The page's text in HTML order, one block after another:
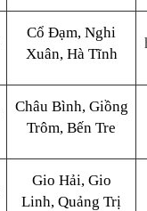
Cổ Đạm, Nghi
Xuân, Hà Tĩnh
Châu Bình, Giồng
Trôm, Bến Tre
Gio Hải, Gio
Linh, Quảng Trị